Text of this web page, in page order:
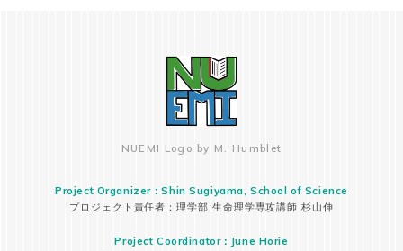
NUEMI Logo by M. Humblet
Project Organizer：Shin Sugiyama, School of Science
プロジェクト責任者：理学部 生命理学専攻講師 杉山伸
Project Coordinator：June Horie